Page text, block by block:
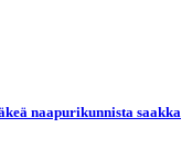
naapurikunnista saakka